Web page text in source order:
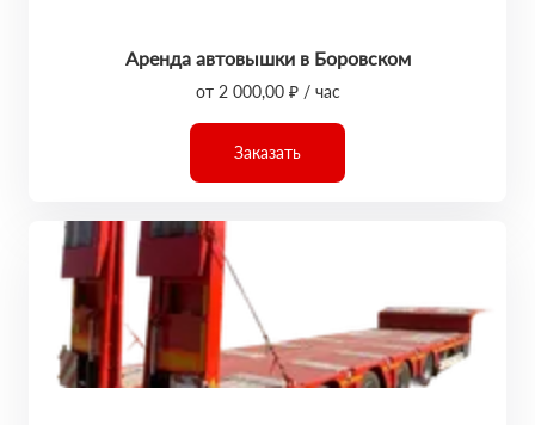
Аренда автовышки в Боровском
от 2 000,00 ₽ / час
Заказать